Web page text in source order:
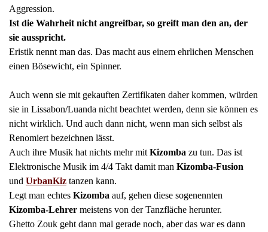
Aggression.
Ist die Wahrheit nicht angreifbar, so greift man den an, der
sie ausspricht.
Eristik nennt man das. Das macht aus einem ehrlichen Menschen
einen Bösewicht, ein Spinner.
Auch wenn sie mit gekauften Zertifikaten daher kommen, würden
sie in Lissabon/Luanda nicht beachtet werden, denn sie können es
nicht wirklich. Und auch dann nicht, wenn man sich selbst als
Renomiert bezeichnen lässt.
Auch ihre Musik hat nichts mehr mit Kizomba zu tun. Das ist
Elektronische Musik im 4/4 Takt damit man Kizomba-Fusion
und UrbanKiz tanzen kann.
Legt man echtes Kizomba auf, gehen diese sogenennten
Kizomba-Lehrer meistens von der Tanzfläche herunter.
Ghetto Zouk geht dann mal gerade noch, aber das war es dann